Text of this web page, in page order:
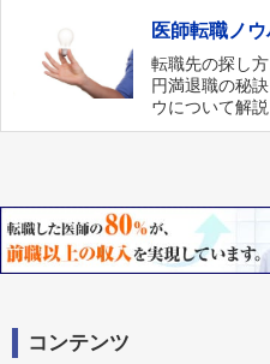
医師転職ノ
転職先の探し
円満退職の秘
ウについて解説
コンテンツ